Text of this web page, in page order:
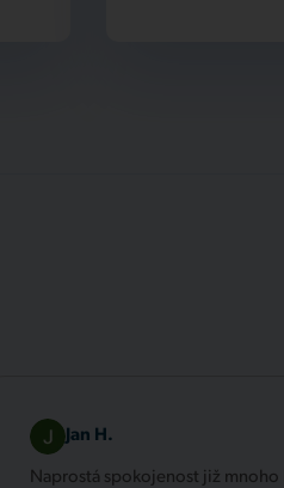
Jan H.
Naprostá spokojenost již mnoho